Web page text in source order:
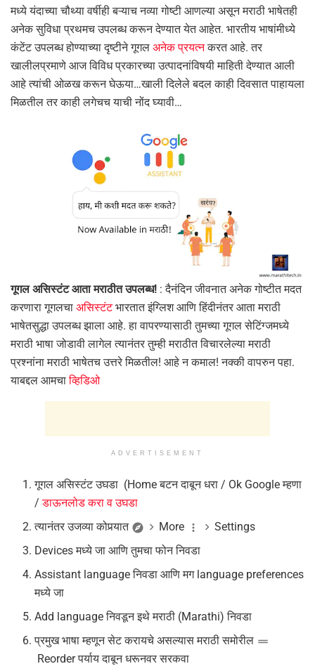
मध्ये यंदाच्या चौथ्या वर्षीही बऱ्याच नव्या गोष्टी आणल्या असून मराठी भाषेतही
अनेक सुविधा प्रथमच उपलब्ध करून देण्यात येत आहेत. भारतीय भाषांमीध्ये
कंटेंट उपलब्ध होण्याच्या दृष्टीने गूगल अनेक प्रयत्नकरत आहे. तर
खालीलप्रमाणे आज विविध प्रकारच्या उत्पादनांविषयी माहिती देण्यात आली
आहे त्यांची ओळख करून घेऊया…खाली दिलेले बदल काही दिवसात पाहायला
मिळतील तर काही लगेचच याची नोंद घ्यावी…
गूगल असिस्टंट आता मराठीत उपलब्ध! : दैनंदिन जीवनात अनेक गोष्टीत मदत
करणारा गूगलचा असिस्टंटभारतात इंग्लिश आणि हिंदीनंतर आता मराठी
भाषेतसुद्धा उपलब्ध झाला आहे. हा वापरण्यासाठी तुमच्या गूगल सेटिंग्जमध्ये
मराठी भाषा जोडावी लागेल त्यानंतर तुम्ही मराठीत विचारलेल्या मराठी
प्रश्नांना मराठी भाषेतच उत्तरे मिळतील! आहे न कमाल! नक्की वापरुन पहा.
याबद्दल आमचाव्हिडिओ
ADVERTISEMENT
गूगल असिस्टंट उघडा (Home बटन दाबून धरा / Ok Google म्हणा
/डाऊनलोड करा व उघडा
त्यानंतर उजव्या कोपर्‍यात
More
Settings
Devices मध्ये जा आणि तुमचा फोन निवडा
Assistant language निवडा आणि मग language preferences
मध्ये जा
Add language निवडून इथे मराठी (Marathi) निवडा
प्रमुख भाषा म्हणून सेट करायचे असल्यास मराठी समोरील
Reorder पर्याय दाबून धरूनवर सरकवा